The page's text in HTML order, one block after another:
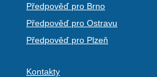
Předpověď pro Brno
Předpověď pro Ostravu
Předpověď pro Plzeň
Kontakty